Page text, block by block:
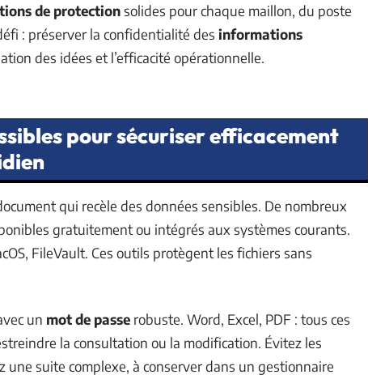
de protectionsolides pour chaque maillon, du poste
: préserver la confidentialité des informations
des idées et l’efficacité opérationnelle.
pour sécuriser efficacement
qui recèle des données sensibles. De nombreux
gratuitement ou intégrés aux systèmes courants.
FileVault. Ces outils protègent les fichiers sans
un mot de passe robuste. Word, Excel, PDF : tous ces
la consultation ou la modification. Évitez les
une suite complexe, à conserver dans un gestionnaire